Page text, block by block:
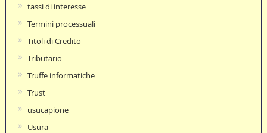
tassi di interesse
Termini processuali
Titoli di Credito
Tributario
Truffe informatiche
Trust
usucapione
Usura